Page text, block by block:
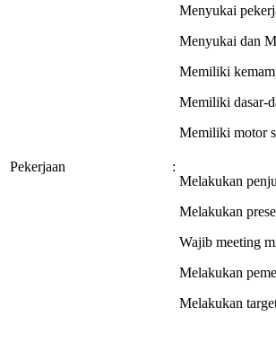
Menyukai
Menyukai dan
Memiliki
Memiliki dasar-
Memiliki motor
Pekerjaan
:
Melakukan
Melakukan
Wajib meeting
Melakukan
Melakukan